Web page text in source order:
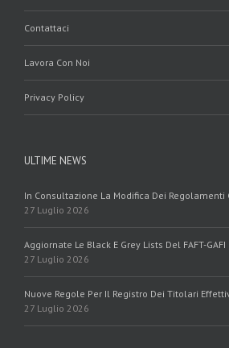
Contattaci
Lavora Con Noi
Privacy Policy
ULTIME NEWS
In Consultazione La Modifica Dei Regolamenti
27 Luglio 2026
Aggiornate Le Black E Grey Lists Del FAFT-GAFI
27 Luglio 2026
Nuove Regole Per Il Registro Dei Titolari
27 Luglio 2026